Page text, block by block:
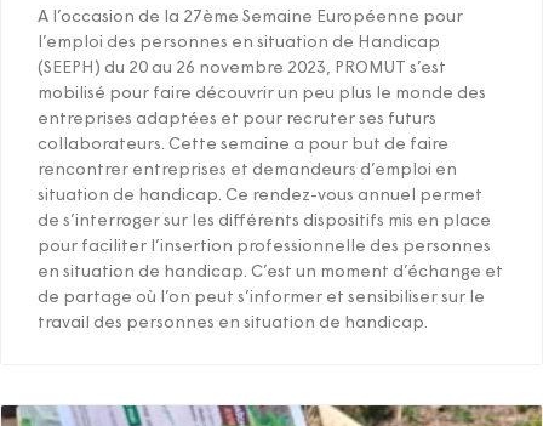
A l’occasion de la 27ème Semaine Européenne pour
l’emploi des personnes en situation de Handicap
(SEEPH) du 20 au 26 novembre 2023, PROMUT s’est
mobilisé pour faire découvrir un peu plus le monde des
entreprises adaptées et pour recruter ses futurs
collaborateurs. Cette semaine a pour but de faire
rencontrer entreprises et demandeurs d’emploi en
situation de handicap. Ce rendez-vous annuel permet
de s’interroger sur les différents dispositifs mis en place
pour faciliter l’insertion professionnelle des personnes
en situation de handicap. C’est un moment d’échange et
de partage où l’on peut s’informer et sensibiliser sur le
travail des personnes en situation de handicap.